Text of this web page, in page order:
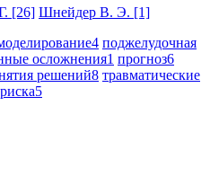
[26] Шнейдер В. Э. [1]
4 поджелудочная
осложнения1 прогноз6
решений8 травматические
5